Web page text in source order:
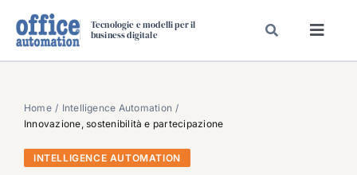
Tecnologie e modelli per il
business digitale
SPECIAL PAPER
TAVOLE ROTONDE DI REDAZIONE
DAL MERCATO
Home
Intelligence Automation
Innovazione, sostenibilità e partecipazione
INTELLIGENCE AUTOMATION